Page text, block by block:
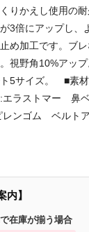
りかえし使用の
3倍にアップし、
め加工です。ブレ
視野角10%アッ
ト5サイズ。 ■素
ラストマー 鼻
ンゴム ベルト
内】
在庫が揃う場合